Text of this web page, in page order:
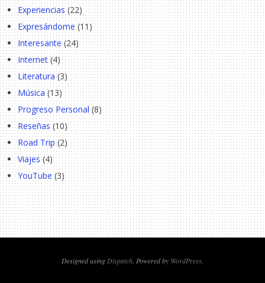
Experiencias(22)
Expresándome (11)
Interesante(24)
Internet (4)
Literatura(3)
Música (13)
Progreso Personal (8)
Reseñas(10)
Road Trip(2)
Viajes(4)
YouTube(3)
Designed using Dispatch . Powered by WordPress